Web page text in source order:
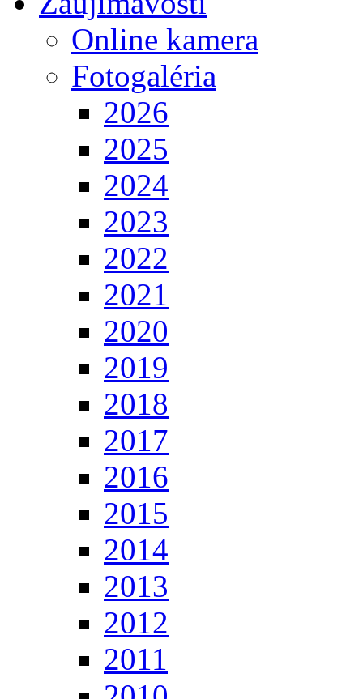
Online kamera
Fotogaléria
2026
2025
2024
2023
2022
2021
2020
2019
2018
2017
2016
2015
2014
2013
2012
2011